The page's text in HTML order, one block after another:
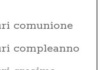
comunione
compleanno